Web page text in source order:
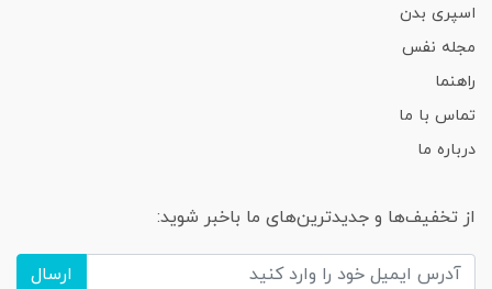
اسپری بدن
مجله نفس
راهنما
تماس با ما
درباره ما
از تخفیف‌ها و جدیدترین‌های ما باخبر شوید:
ارسال